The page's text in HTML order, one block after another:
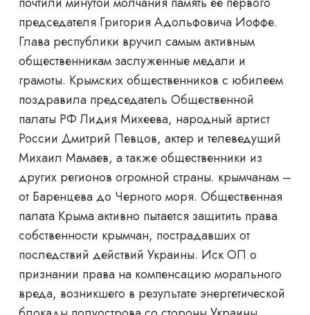
председателя Григория Адольфовича Иоффе.
Глава республики вручил самым активным
общественникам заслуженные медали и
грамоты. Крымских общественников с юбилеем
поздравила председатель Общественной
палаты РФ Лидия Михеева, народный артист
России Дмитрий Певцов, актер и телеведущий
Михаил Мамаев, а также общественники из
других регионов огромной страны. крымчанам –
от Баренцева до Черного моря. Общественная
палата Крыма активно пытается защитить права
собственности крымчан, пострадавших от
последствий действий Украины. Иск ОП о
признании права на компенсацию морального
вреда, возникшего в результате энергетической